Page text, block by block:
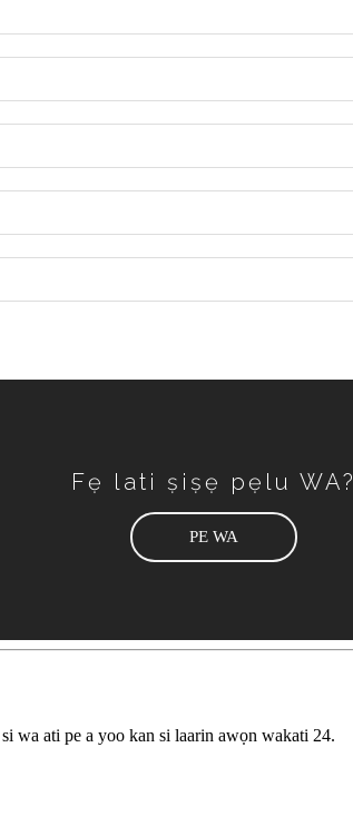
Fẹ lati ṣiṣẹ pẹlu WA?
PE WA
wa ati pe a yoo kan si laarin awọn wakati 24.